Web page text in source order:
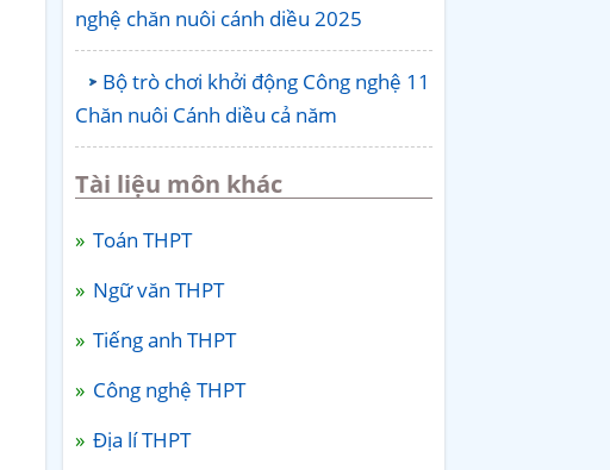
nghệ chăn nuôi cánh diều 2025
Bộ trò chơi khởi động Công nghệ 11
Chăn nuôi Cánh diều cả năm
Tài liệu môn khác
Toán THPT
Ngữ văn THPT
Tiếng anh THPT
Công nghệ THPT
Địa lí THPT